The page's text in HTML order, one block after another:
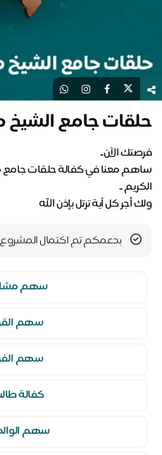
حلقات جامع
ساهم معنا في كفالة حلقات جامع
ولك أجر كل آية ترتل بإذن الله
بدعمكم تم اكتمال المشروع
سهم مشاركة
سهم القرآن 50
سهم الفرد 100
كفالة طالب 200
سهم الوالدين